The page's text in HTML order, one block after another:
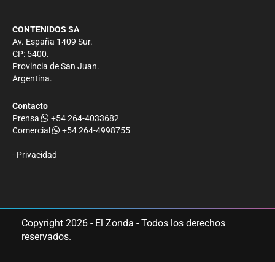
CONTENIDOS SA
Av. España 1409 Sur.
CP: 5400.
Provincia de San Juan.
Argentina.
Contacto
Prensa
+54 264-4033682
Comercial
+54 264-4998755
- Privacidad
Copyright 2026 - El Zonda - Todos los derechos
reservados.